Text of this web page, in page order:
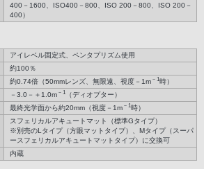
400－1600、ISO400－800、ISO 200－800、ISO 200－
400）
アイレベル固定式、ペンタプリズム使用
約100％
約0.74倍（50mmレンズ、無限遠、視度－1m －1時）
－3.0－＋1.0m －1
（ディオプター）
最終光学面から約20mm（視度－1m －1時）
スフェリカルアキュートマット（標準Gタイプ）
※別売のLタイプ（方眼マットタイプ）、Mタイプ（スーパ
ースフェリカルアキュートマットタイプ）に交換可
内蔵